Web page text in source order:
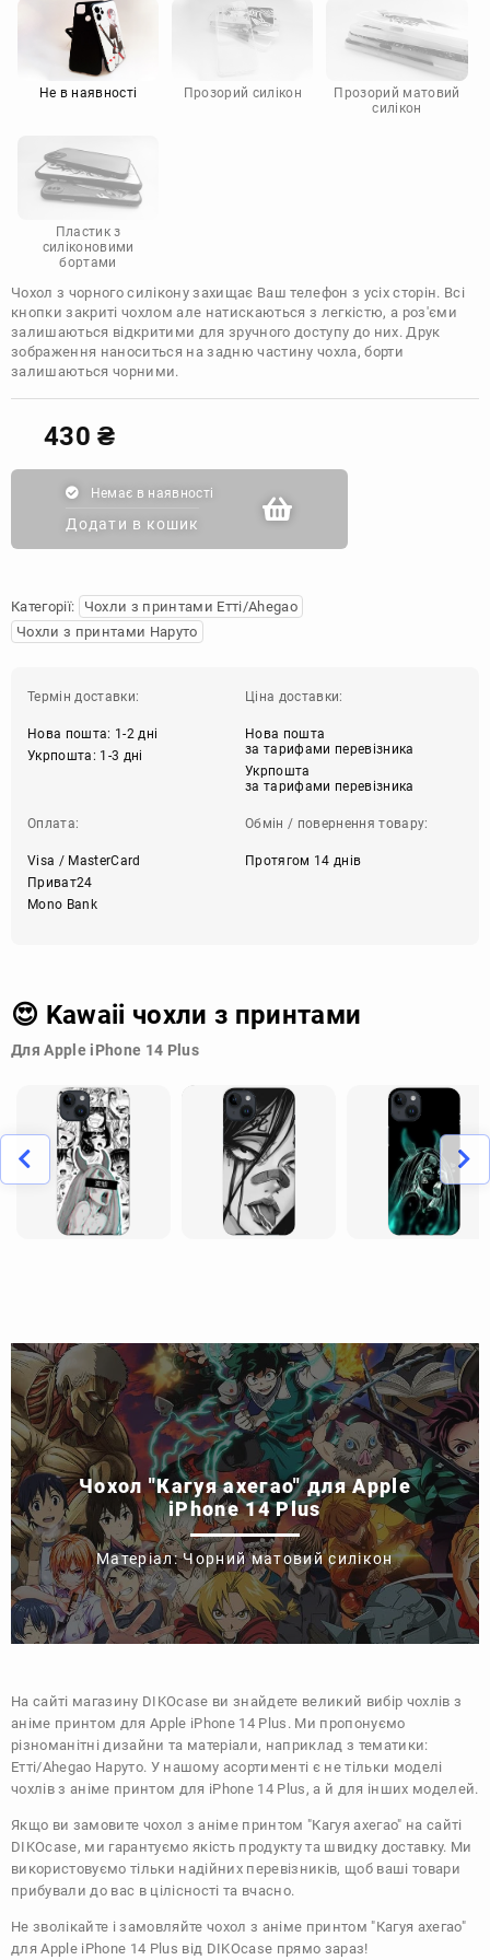
Motorola
Не в наявності Прозорий силікон
Прозорий матовий
силікон
Пластик з
силіконовими
бортами
Чохол з чорного силікону захищає Ваш телефон з усіх сторін. Всі
кнопки закриті чохлом але натискаються з легкістю, а роз'єми
залишаються відкритими для зручного доступу до них. Друк
зображення наноситься на задню частину чохла, борти
залишаються чорними.
430₴
Немає в наявності
Додати в кошик
Категорії:
Чохли з принтами Етті/Ahegao
Чохли з принтами Наруто
Термін доставки:
Нова пошта: 1-2 дні
Укрпошта: 1-3 дні
Ціна доставки:
Нова пошта
за тарифами перевізника
Укрпошта
за тарифами перевізника
Оплата:
Visa / MasterCard
Приват24
Mono Bank
Обмін / повернення товару:
Протягом 14 днів
😍 Kawaii чохли з принтами
Для Apple iPhone 14 Plus
Чохол "Кагуя ахегао" для Apple
iPhone 14 Plus
Матеріал: Чорний матовий силікон
На сайті магазину DIKOcase ви знайдете великий вибір чохлів з
аніме принтом для Apple iPhone 14 Plus. Ми пропонуємо
різноманітні дизайни та матеріали, наприклад з тематики:
Етті/Ahegao Наруто. У нашому асортименті є не тільки моделі
чохлів з аніме принтом для iPhone 14 Plus, а й для інших моделей.
Якщо ви замовите чохол з аніме принтом "Кагуя ахегао" на сайті
DIKOcase, ми гарантуємо якість продукту та швидку доставку. Ми
використовуємо тільки надійних перевізників, щоб ваші товари
прибували до вас в цілісності та вчасно.
Не зволікайте і замовляйте чохол з аніме принтом "Кагуя ахегао"
для Apple iPhone 14 Plus від DIKOcase прямо зараз!